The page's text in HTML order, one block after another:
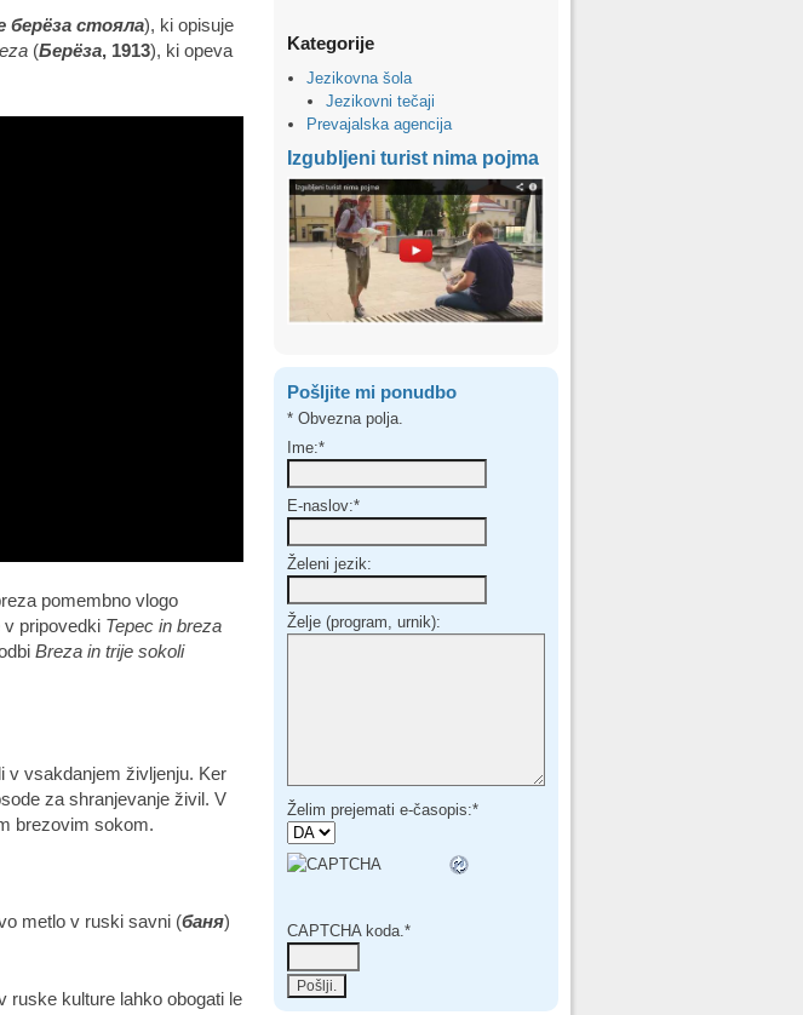
берёза стояла), ki opisuje
(Берёза, 1913), ki opeva
pomembno vlogo
v pripovedki Tepec in breza
Breza in trije sokoli
v vsakdanjem življenju. Ker
za shranjevanje živil. V
brezovim sokom.
metlo v ruski savni (баня)
ruske kulture lahko obogati le
Kategorije
Jezikovna šola
Jezikovni tečaji
Prevajalska agencija
Izgubljeni turist nima pojma
Pošljite mi ponudbo
* Obvezna polja.
Ime:*
E-naslov:*
Želeni jezik:
Želje (program, urnik):
Želim prejemati e-časopis:*
CAPTCHA koda. *